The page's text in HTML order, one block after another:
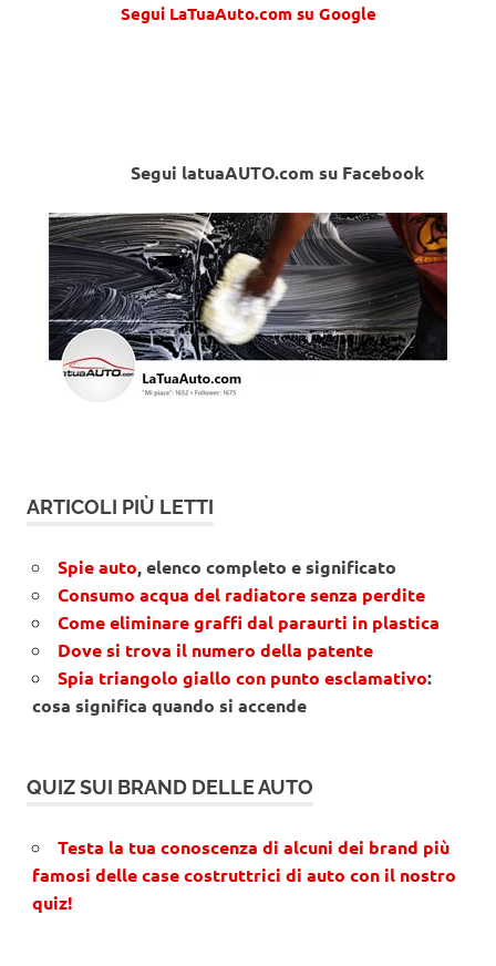
Segui LaTuaAuto.com su Google
Segui latuaAUTO.com su Facebook
ARTICOLI PIÙ LETTI
Spie auto, elenco completo e significato
Consumo acqua del radiatore senza perdite
Come eliminare graffi dal paraurti in plastica
Dove si trova il numero della patente
Spia triangolo giallo con punto esclamativo:
cosa significa quando si accende
QUIZ SUI BRAND DELLE AUTO
Testa la tua conoscenza di alcuni dei brand più
famosi delle case costruttrici di auto con il nostro
quiz!